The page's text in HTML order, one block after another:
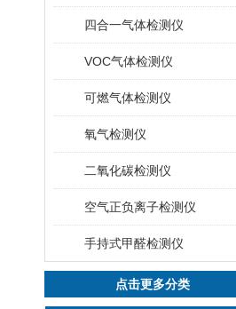
四合一气体检测仪
VOC气体检测仪
可燃气体检测仪
氧气检测仪
二氧化碳检测仪
空气正负离子检测仪
手持式甲醛检测仪
点击更多分类